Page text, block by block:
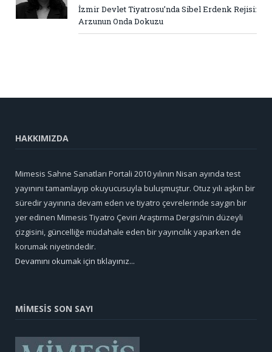
İzmir Devlet Tiyatrosu’nda Sibel Erdenk Rejisi:
Arzunun Onda Dokuzu
HAKKIMIZDA
Mimesis Sahne Sanatları Portali 2010 yılının Nisan ayında test
yayınını tamamlayıp okuyucusuyla buluşmuştur. Otuz yılı aşkın bir
süredir yayınına devam eden ve tiyatro çevrelerinde saygın bir
yer edinen Mimesis Tiyatro Çeviri Araştırma Dergisi’nin düzeyli
çizgisini, güncelliğe müdahale eden bir yayıncılık yaparken de
korumak niyetindedir.
Devamını okumak için tıklayınız...
MİMESİS SON SAYI